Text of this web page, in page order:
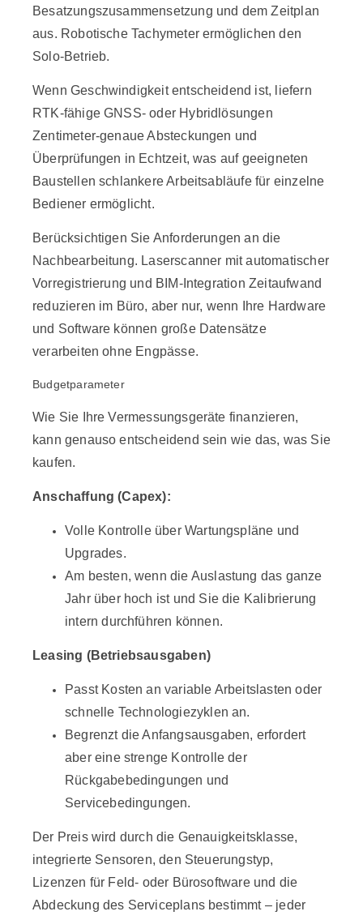
Besatzungszusammensetzung und dem Zeitplan
aus. Robotische Tachymeter ermöglichen den
Solo-Betrieb.
Wenn Geschwindigkeit entscheidend ist, liefern
RTK-fähige GNSS- oder Hybridlösungen
Zentimeter-genaue Absteckungen und
Überprüfungen in Echtzeit, was auf geeigneten
Baustellen schlankere Arbeitsabläufe für einzelne
Bediener ermöglicht.
Berücksichtigen Sie Anforderungen an die
Nachbearbeitung. Laserscanner mit automatischer
Vorregistrierung und BIM-Integration Zeitaufwand
reduzieren im Büro, aber nur, wenn Ihre Hardware
und Software können große Datensätze
verarbeiten ohne Engpässe.
Budgetparameter
Wie Sie Ihre Vermessungsgeräte finanzieren,
kann genauso entscheidend sein wie das, was Sie
kaufen.
Anschaffung (Capex):
Volle Kontrolle über Wartungspläne und
Upgrades.
Am besten, wenn die Auslastung das ganze
Jahr über hoch ist und Sie die Kalibrierung
intern durchführen können.
Leasing (Betriebsausgaben)
Passt Kosten an variable Arbeitslasten oder
schnelle Technologiezyklen an.
Begrenzt die Anfangsausgaben, erfordert
aber eine strenge Kontrolle der
Rückgabebedingungen und
Servicebedingungen.
Der Preis wird durch die Genauigkeitsklasse,
integrierte Sensoren, den Steuerungstyp,
Lizenzen für Feld- oder Bürosoftware und die
Abdeckung des Serviceplans bestimmt – jeder